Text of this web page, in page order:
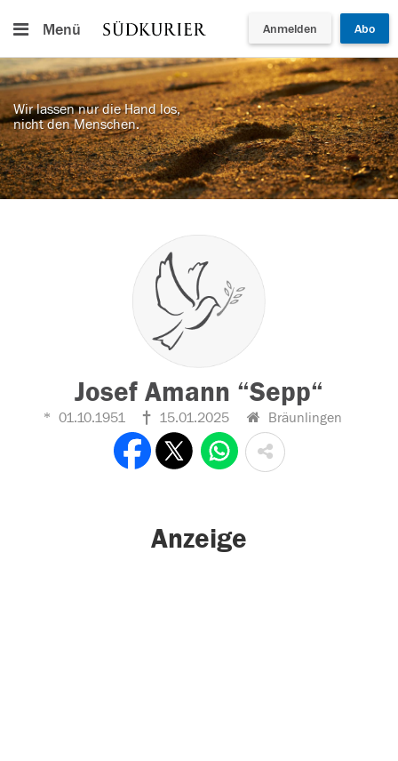
Menü Anmelden Abo
Wir lassen nur die Hand los,
nicht den Menschen.
Josef Amann “Sepp“
01.10.1951 15.01.2025 Bräunlingen
Anzeige